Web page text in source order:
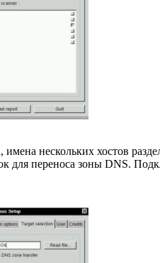
нескольких хостов
переноса зоны DNS.